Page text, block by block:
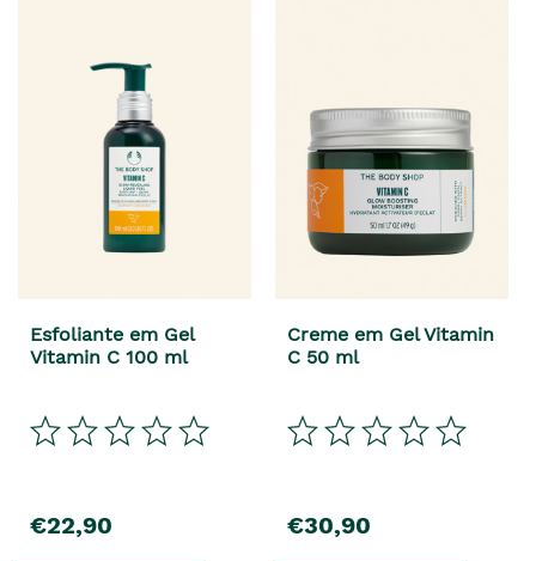
Esfoliante em Gel
Vitamin C 100 ml
precio
€22,90
Creme em Gel Vitamin
C 50 ml
precio
€30,90